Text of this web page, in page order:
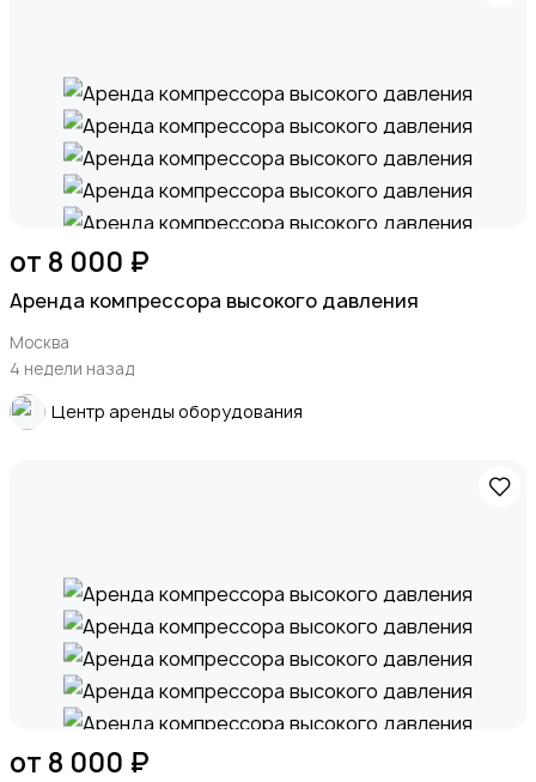
от 8 000 ₽
Аренда компрессора высокого давления
Москва
4 недели назад
Центр аренды оборудования
от 8 000 ₽